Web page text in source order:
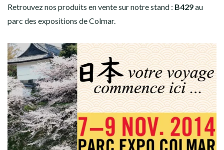
Retrouvez nos produits en vente sur notre stand : B429au
parc des expositions de Colmar.